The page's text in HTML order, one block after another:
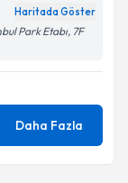
Haritada Göster
Park Etabı, 7F
Daha Fazla